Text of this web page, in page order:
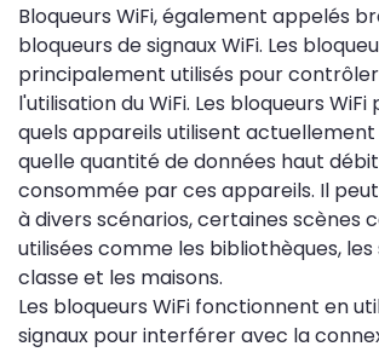
Bloqueurs WiFi, également appelés
bloqueurs de signaux WiFi. Les
principalement utilisés pour
l'utilisation du WiFi. Les bloqueurs
quels appareils utilisent
quelle quantité de données haut
consommée par ces appareils. Il
à divers scénarios, certaines scènes
utilisées comme les bibliothèques, les
classe et les maisons.
Les bloqueurs WiFi fonctionnent en
signaux pour interférer avec la